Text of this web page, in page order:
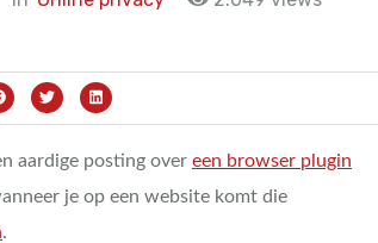
aardige posting over een browser plugin
je op een website komt die
.